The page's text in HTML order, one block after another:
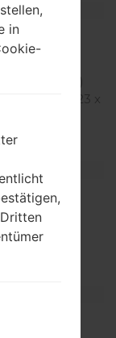
millimeter (4.23 x
unzen)
16 GB
in